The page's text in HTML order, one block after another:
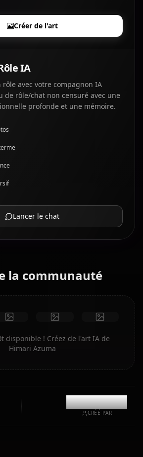
Créer de l'art
IA
rôle avec votre compagnon IA
de rôle/chat non censuré avec une
profonde et une mémoire.
Lancer le chat
la communauté
disponible ! Créez de l'art IA de
Himari Azuma
@kinayymon
CRÉÉ PAR